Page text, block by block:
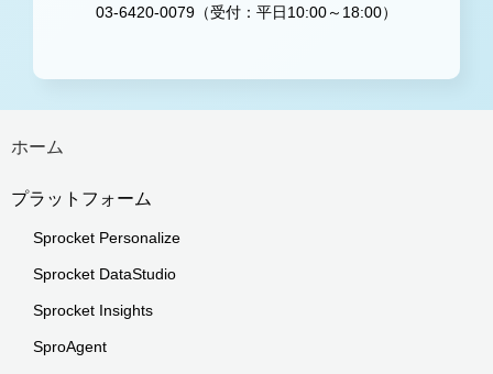
03-6420-0079（受付：平日10:00～18:00）
ホーム
プラットフォーム
Sprocket Personalize
Sprocket DataStudio
Sprocket Insights
SproAgent